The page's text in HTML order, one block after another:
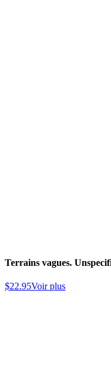
Terrains vagues.
$22.95Voir plus